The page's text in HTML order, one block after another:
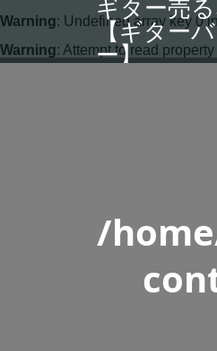
ギター売
【ギター
ー】
Warning: Undefined array key 0 in
Warning: Attempt to read
/